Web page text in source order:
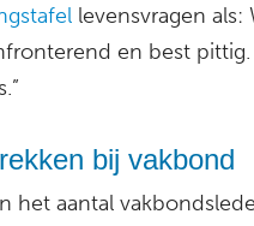
levensvragen
en best
bij vakbond
het aantal